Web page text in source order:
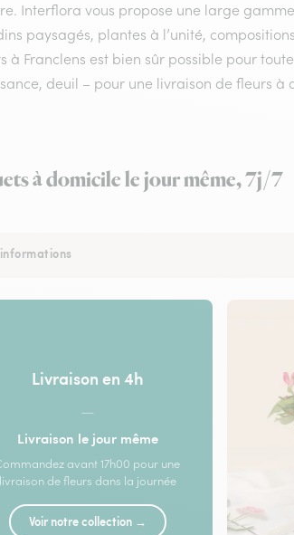
Interflora vous propose une large
paysagés, plantes à l’unité,
Franclens est bien sûr possible pour
deuil – pour une livraison de fleurs à
à domicile le jour même, 7j/7
Livraison en 4h
—
Livraison le jour même
avant 17h00 pour une
livraison de fleurs dans la journée
Voir notre collection →